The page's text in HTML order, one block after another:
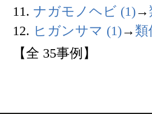
11. ナガモノヘビ (1)→
12. ヒガンサマ (1)→ 類
【全 35事例】